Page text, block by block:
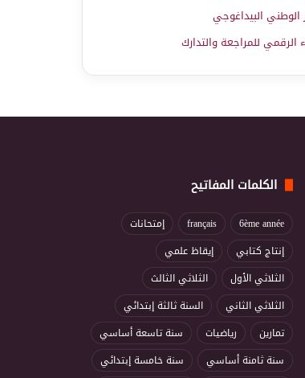
الوطني البيداغوجي
الرقمي للمراجعة والتدارك
الكلمات المفاتيح
6ème année
français
إمتحانات
إنتاج كتابي
إيقاظ علمي
الثلاثي الأول
الثلاثي الثالث
الثلاثي الثاني
السنة ثالثة إبتدائي
تمارين
رياضيات
سنة تاسعة أساسي
سنة ثامنة أساسي
سنة خامسة إبتدائي